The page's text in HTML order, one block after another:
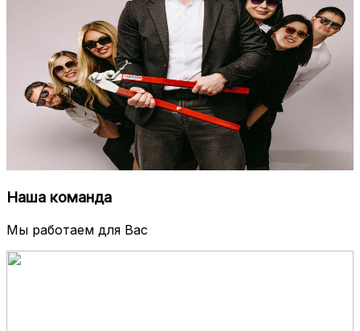
Наша команда
Мы работаем для Вас